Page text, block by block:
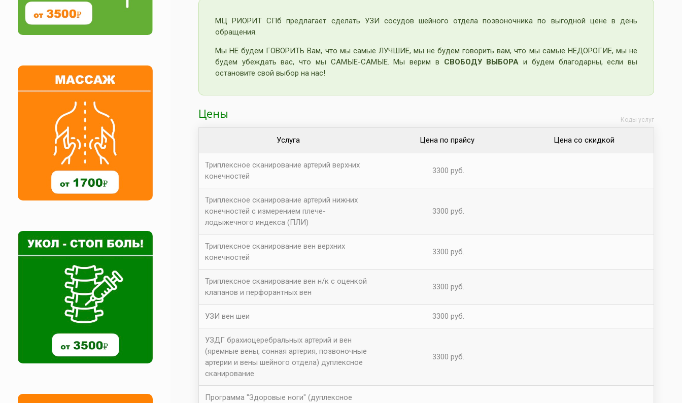
МЦ РИОРИТ СПб предлагает сделать УЗИ сосудов шейного отдела позвоночника по выгодной цене в день
обращения.
Мы НЕ будем ГОВОРИТЬ Вам, что мы самые ЛУЧШИЕ, мы не будем говорить вам, что мы самые НЕДОРОГИЕ, мы не
будем убеждать вас, что мы САМЫЕ-САМЫЕ. Мы верим в СВОБОДУ ВЫБОРА и будем благодарны, если вы
остановите свой выбор на нас!
Цены
Услуга Цена по прайсу Цена со скидкой
Триплексное сканирование артерий верхних
конечностей
3300 руб.
Триплексное сканирование артерий нижних
конечностей с измерением плече-
лодыжечного индекса (ПЛИ)
3300 руб.
Триплексное сканирование вен верхних
конечностей
3300 руб.
Триплексное сканирование вен н/к с оценкой
клапанов и перфорантных вен
3300 руб.
УЗИ вен шеи 3300 руб.
УЗДГ брахиоцеребральных артерий и вен
(яремные вены, сонная артерия, позвоночные
артерии и вены шейного отдела) дуплексное
сканирование
3300 руб.
Программа "Здоровые ноги" (дуплексное
Коды услуг